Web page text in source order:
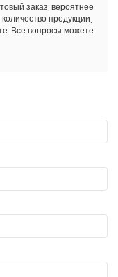
заказ, вероятнее
продукции,
Все вопросы можете